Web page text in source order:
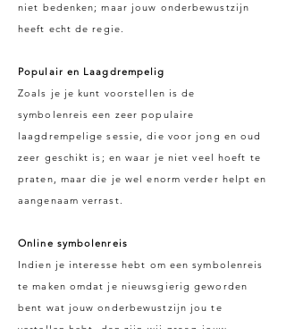
niet bedenken; maar jouw onderbewustzijn
heeft echt de regie.
Populair en Laagdrempelig
Zoals je je kunt voorstellen is de
symbolenreis een zeer populaire
laagdrempelige sessie, die voor jong en oud
zeer geschikt is; en waar je niet veel hoeft te
praten, maar die je wel enorm verder helpt en
aangenaam verrast.
Online symbolenreis
Indien je interesse hebt om een symbolenreis
te maken omdat je nieuwsgierig geworden
bent wat jouw onderbewustzijn jou te
vertellen hebt, dan zijn wij graag jouw